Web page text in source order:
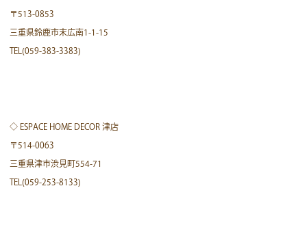
〒513-0853
三重県鈴鹿市末広南1-1-15
TEL(059-383-3383)
◇ ESPACE HOME DECOR 津店
〒514-0063
三重県津市渋見町554-71
TEL(059-253-8133)